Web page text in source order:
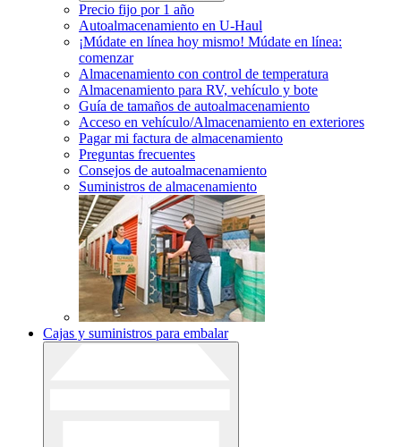
Precio fijo por 1 año
Autoalmacenamiento en U-Haul
¡Múdate en línea hoy mismo! Múdate en línea:
comenzar
Almacenamiento con control de temperatura
Almacenamiento para RV, vehículo y bote
Guía de tamaños de autoalmacenamiento
Acceso en vehículo/Almacenamiento en exteriores
Pagar mi factura de almacenamiento
Preguntas frecuentes
Consejos de autoalmacenamiento
Suministros de almacenamiento
Cajas y suministros para embalar